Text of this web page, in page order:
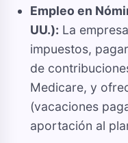
Empleo en
UU.): La
impuestos,
de
Medicare, y
(vacaciones
aportación al